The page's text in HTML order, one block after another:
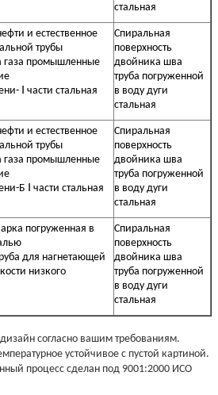
стальная
и естественное
трубы
газа промышленные
Ⅰ части стальная
Спиральная
поверхность
двойника шва
труба погруженной
в воду дуги
стальная
и естественное
трубы
газа промышленные
Б Ⅰ части стальная
Спиральная
поверхность
двойника шва
труба погруженной
в воду дуги
стальная
погруженная в
для нагнетающей
низкого
Спиральная
поверхность
двойника шва
труба погруженной
в воду дуги
стальная
согласно вашим требованиям.
устойчивое с пустой картиной.
процесс сделан под 9001:2000 ИСО